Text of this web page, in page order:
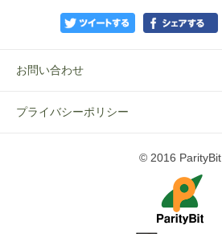
お問い合わせ
プライバシーポリシー
© 2016 ParityBit